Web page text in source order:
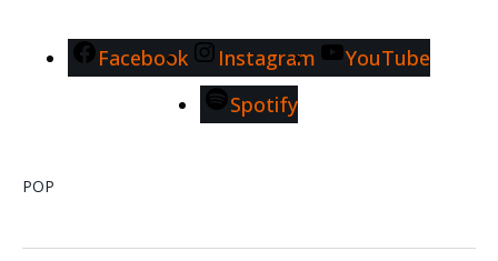
Facebook Instagram
YouTube
Spotify
POP